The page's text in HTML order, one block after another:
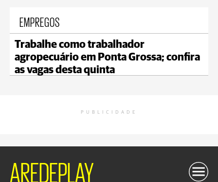
EMPREGOS
Trabalhe como trabalhador
agropecuário em Ponta Grossa; confira
as vagas desta quinta
PUBLICIDADE
AREDEPLAY